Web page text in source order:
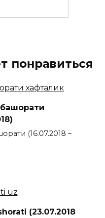
понравиться
(16.07.2018 –
(23.07.2018